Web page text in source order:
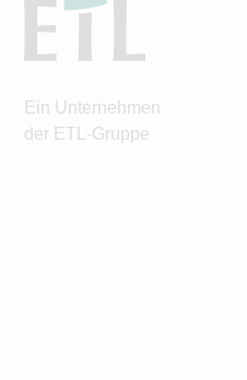
Ein Unternehmen
der ETL-Gruppe